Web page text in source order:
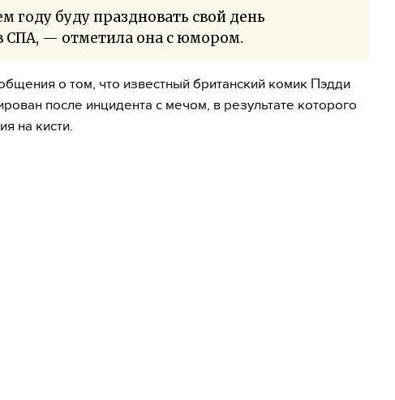
году буду праздновать свой день
СПА, — отметила она с юмором.
о том, что известный британский комик Пэдди
после инцидента с мечом, в результате которого
на кисти.